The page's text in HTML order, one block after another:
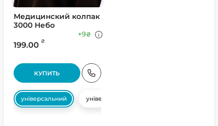
Медицинский колпак
3000 Небо
199.00 ₴
+9₴
КУПИТЬ
універсальний універсальний